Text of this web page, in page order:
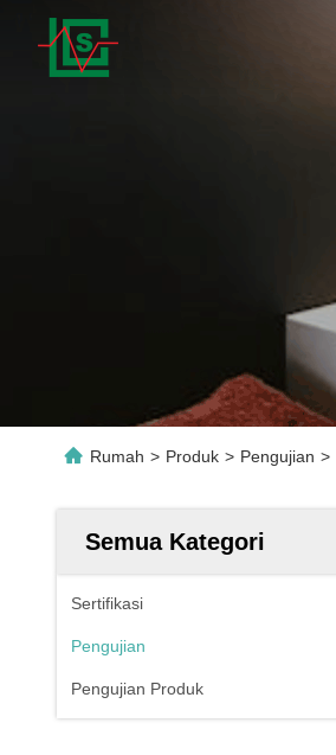
Rumah > Produk > Pengujian >
Semua Kategori
Sertifikasi
Pengujian
Pengujian Produk